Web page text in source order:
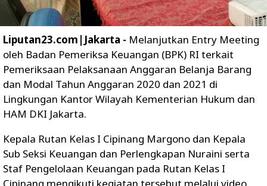
Liputan23.com|Jakarta - Melanjutkan Entry Meeting
oleh Badan Pemeriksa Keuangan (BPK) RI terkait
Pemeriksaan Pelaksanaan Anggaran Belanja Barang
dan Modal Tahun Anggaran 2020 dan 2021 di
Lingkungan Kantor Wilayah Kementerian Hukum dan
HAM DKI Jakarta.
Kepala Rutan Kelas I Cipinang Margono dan Kepala
Sub Seksi Keuangan dan Perlengkapan Nuraini serta
Staf Pengelolaan Keuangan pada Rutan Kelas I